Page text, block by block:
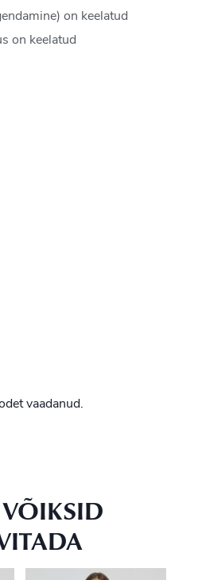
on keelatud
on keelatud
vaadanud.